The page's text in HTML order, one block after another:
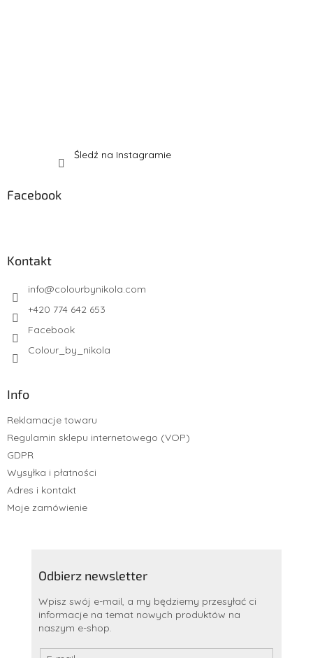
Śledź na Instagramie
Facebook
Kontakt
info@colourbynikola.com
+420 774 642 653
Facebook
Colour_by_nikola
Info
Reklamacje towaru
Regulamin sklepu internetowego (VOP)
GDPR
Wysyłka i płatności
Adres i kontakt
Moje zamówienie
Odbierz newsletter
Wpisz swój e-mail, a my będziemy przesyłać ci
informacje na temat nowych produktów na
naszym e-shop.